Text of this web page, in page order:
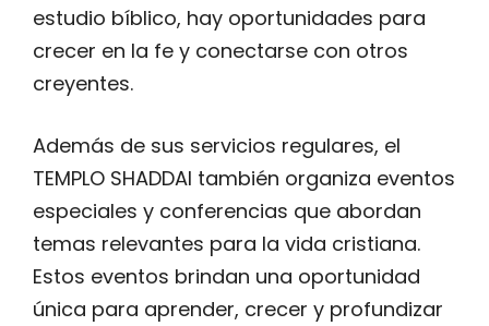
estudio bíblico, hay oportunidades para
crecer en la fe y conectarse con otros
creyentes.
Además de sus servicios regulares, el
TEMPLO SHADDAI también organiza eventos
especiales y conferencias que abordan
temas relevantes para la vida cristiana.
Estos eventos brindan una oportunidad
única para aprender, crecer y profundizar